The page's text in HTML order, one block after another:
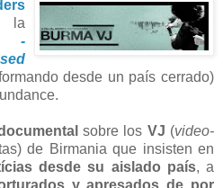
la
-
desde un país cerrado)
sobre los VJ (video-
de Birmania que insisten en
desde su aislado país, a
y apresados de por